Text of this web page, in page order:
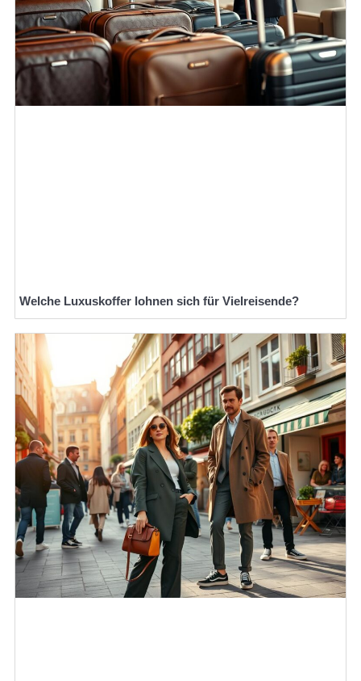
Welche Luxuskoffer lohnen sich für Vielreisende?